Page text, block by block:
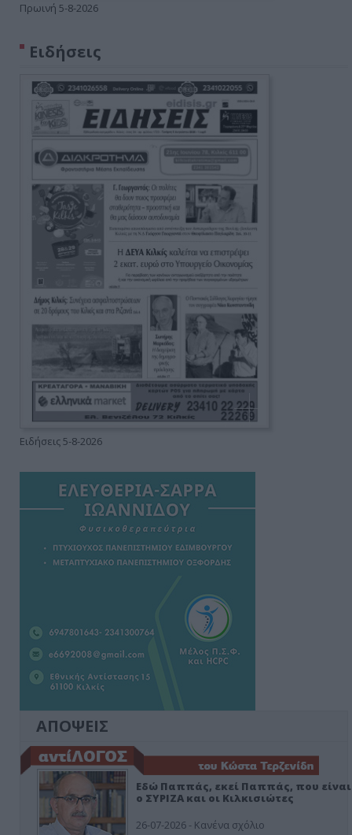
Πρωινή 5-8-2026
Ειδήσεις
Ειδήσεις 5-8-2026
ΑΠΟΨΕΙΣ
Εδώ Παππάς, εκεί Παππάς, που είναι
ο ΣΥΡΙΖΑ και οι Κιλκισιώτες
26-07-2026 - Κανένα σχόλιο